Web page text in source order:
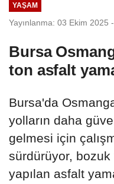
YAŞAM
Yayınlanma: 03 Ekim 2025
Bursa
ton asfalt
Bursa'da
yolların daha
gelmesi için
sürdürüyor,
yapılan asfalt